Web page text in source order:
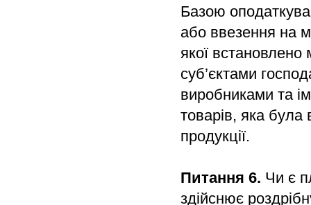
Базою
або ввезення на
якої встановлено
суб’єктами
виробниками та
товарів, яка була
продукції.
Питання 6. Чи є
здійснює